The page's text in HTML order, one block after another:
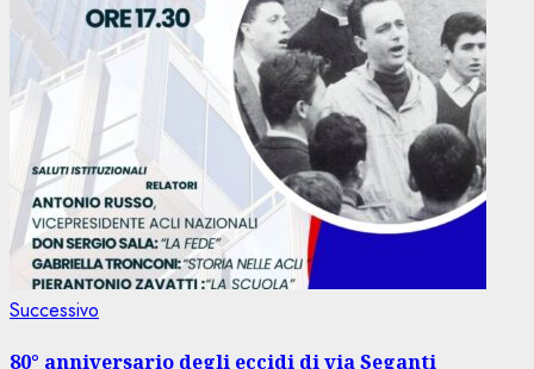
Successivo
80° anniversario degli eccidi di via Seganti